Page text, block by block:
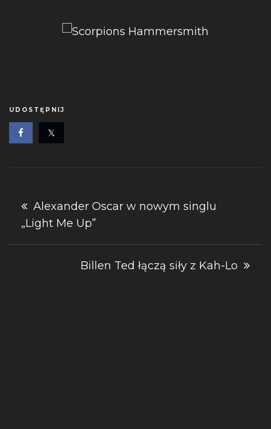
UDOSTĘPNIJ
Nawigacja
wpisu
Alexander Oscar w nowym singlu
„Light Me Up”
Billen Ted łączą siły z Kah-Lo